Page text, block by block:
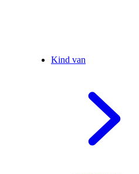
Kind van